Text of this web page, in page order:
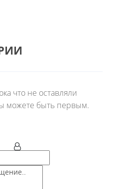
что не оставляли
можете быть первым.